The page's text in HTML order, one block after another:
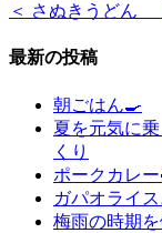
＜ さぬきうどん
最新の投稿
朝ごはん🍳
夏を元気に
くり
ポークカレ
ガパオライス
梅雨の時期